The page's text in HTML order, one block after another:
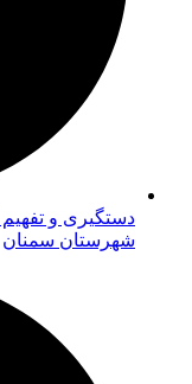
دستگیری و
شهرستان سمنان